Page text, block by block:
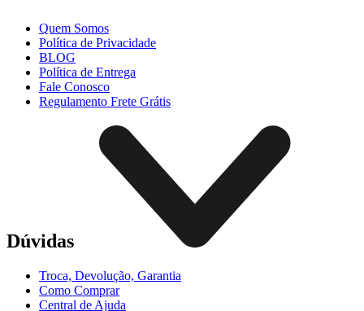
Quem Somos
Política de Privacidade
BLOG
Política de Entrega
Fale Conosco
Regulamento Frete Grátis
Dúvidas
Troca, Devolução, Garantia
Como Comprar
Central de Ajuda